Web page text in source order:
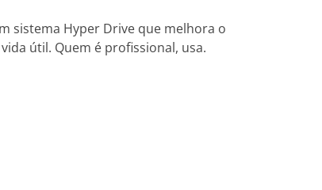
sistema Hyper Drive que melhora o
útil. Quem é profissional, usa.